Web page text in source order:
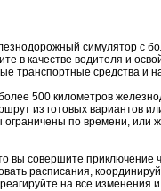
симулятор с
в качестве водителя и
транспортные средства и
500 километров
из готовых вариантов
по времени, или
совершите приключение
расписания,
на все изменения